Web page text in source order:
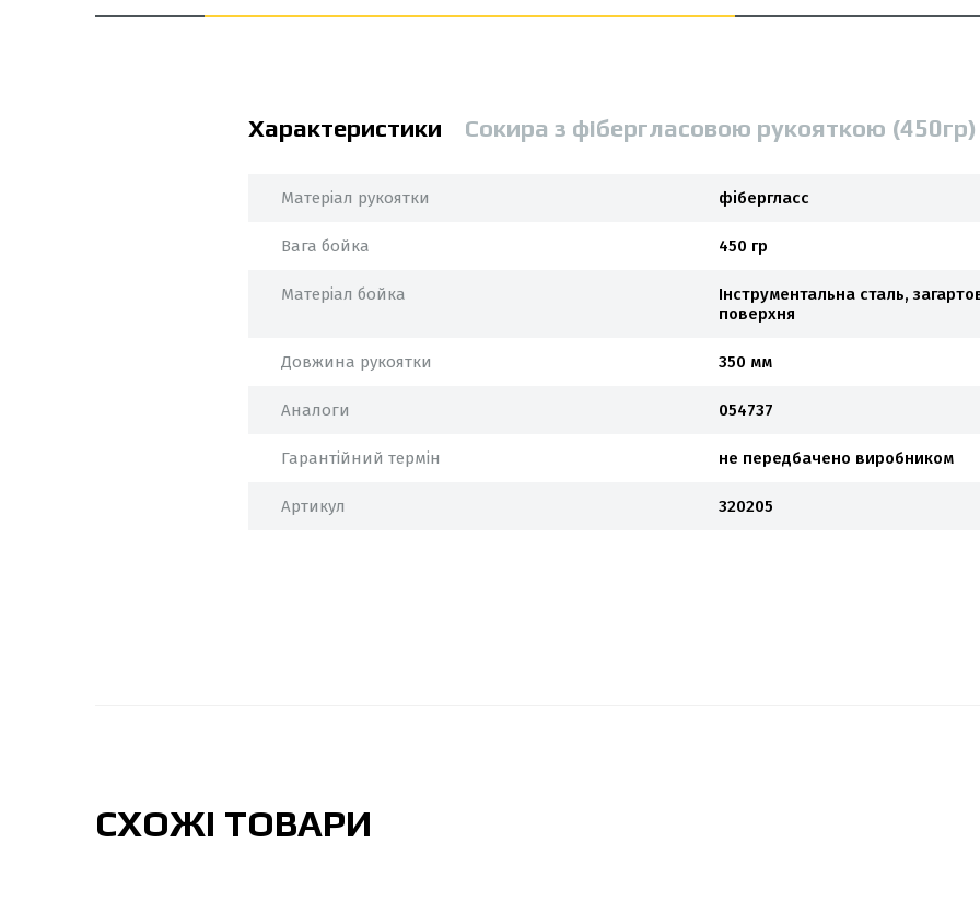
Характеристики Сокира з фібергласовою рукояткою
Матеріал рукоятки фібергласс
Вага бойка 450 гр
Матеріал бойка
Інструментальна сталь,
поверхня
Довжина рукоятки 350 мм
Аналоги 054737
Гарантійний термін не передбачено виробником
Артикул 320205
СХОЖІ ТОВАРИ